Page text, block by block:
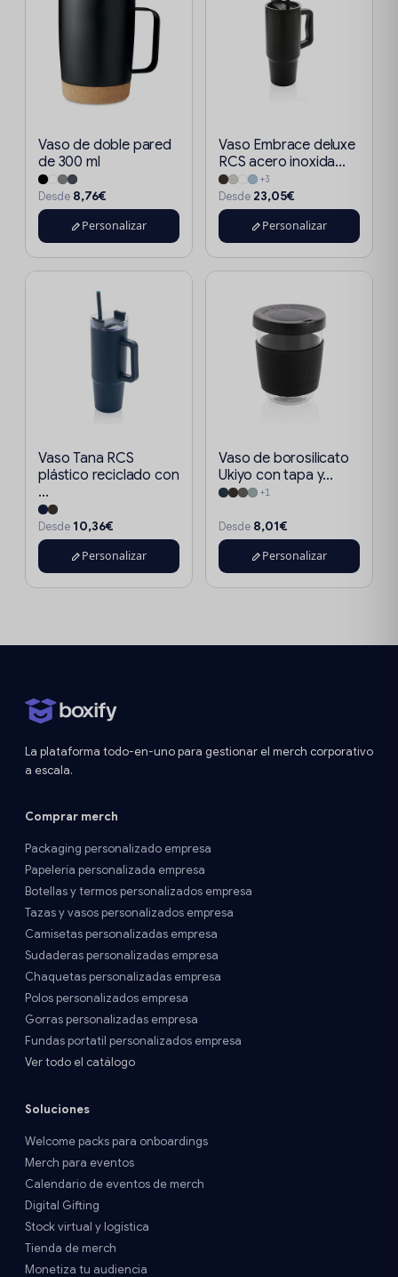
Vaso de doble pared
de 300 ml
Desde 8,76€
Personalizar
Vaso Embrace deluxe
RCS acero inoxida...
+3
Desde 23,05€
Personalizar
Vaso Tana RCS
plástico reciclado con
...
Desde 10,36€
Personalizar
Vaso de borosilicato
Ukiyo con tapa y...
+1
Desde 8,01€
Personalizar
La plataforma todo-en-uno para gestionar el merch corporativo
a escala.
Comprar merch
Packaging personalizado empresa
Papelería personalizada empresa
Botellas y termos personalizados empresa
Tazas y vasos personalizados empresa
Camisetas personalizadas empresa
Sudaderas personalizadas empresa
Chaquetas personalizadas empresa
Polos personalizados empresa
Gorras personalizadas empresa
Fundas portatil personalizados empresa
Ver todo el catálogo
Soluciones
Welcome packs para onboardings
Merch para eventos
Calendario de eventos de merch
Digital Gifting
Stock virtual y logística
Tienda de merch
Monetiza tu audiencia